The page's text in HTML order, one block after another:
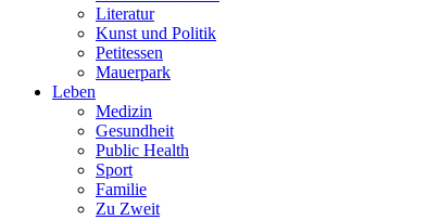
Literatur
Kunst und Politik
Petitessen
Mauerpark
Leben
Medizin
Gesundheit
Public Health
Sport
Familie
Zu Zweit